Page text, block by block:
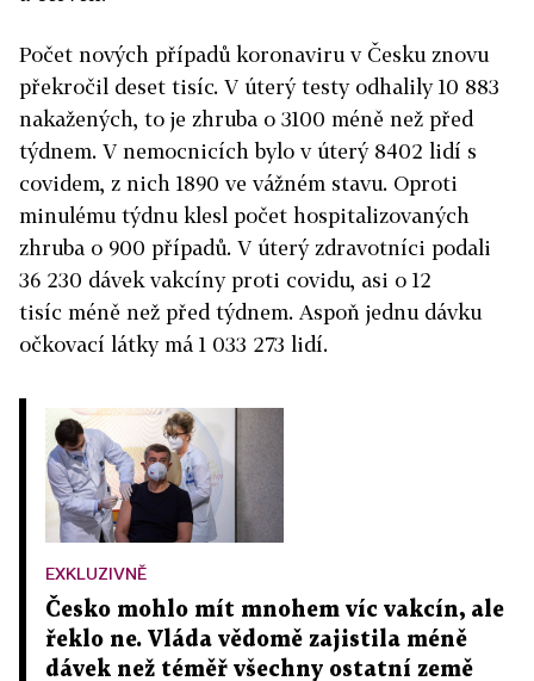
Počet nových případů koronaviru v Česku znovu
překročil deset tisíc. V úterý testy odhalily 10 883
nakažených, to je zhruba o 3100 méně než před
týdnem. V nemocnicích bylo v úterý 8402 lidí s
covidem, z nich 1890 ve vážném stavu. Oproti
minulému týdnu klesl počet hospitalizovaných
zhruba o 900 případů. V úterý zdravotníci podali
36 230 dávek vakcíny proti covidu, asi o 12
tisíc méně než před týdnem. Aspoň jednu dávku
očkovací látky má 1 033 273 lidí.
EXKLUZIVNĚ
Česko mohlo mít mnohem víc vakcín, ale
řeklo ne. Vláda vědomě zajistila méně
dávek než téměř všechny ostatní země